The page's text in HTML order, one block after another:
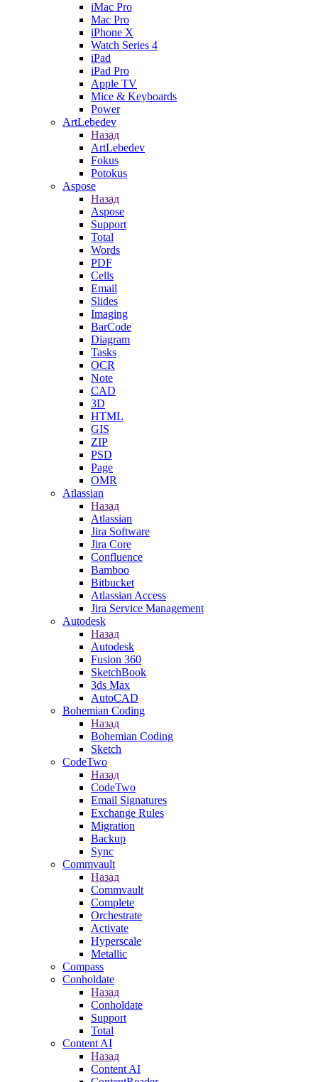
iMac Pro
Mac Pro
iPhone X
Watch Series 4
iPad
iPad Pro
Apple TV
Mice & Keyboards
Power
ArtLebedev
Назад
ArtLebedev
Fokus
Potokus
Aspose
Назад
Aspose
Support
Total
Words
PDF
Cells
Email
Slides
Imaging
BarCode
Diagram
Tasks
OCR
Note
CAD
3D
HTML
GIS
ZIP
PSD
Page
OMR
Atlassian
Назад
Atlassian
Jira Software
Jira Core
Confluence
Bamboo
Bitbucket
Atlassian Access
Jira Service Management
Autodesk
Назад
Autodesk
Fusion 360
SketchBook
3ds Max
AutoCAD
Bohemian Coding
Назад
Bohemian Coding
Sketch
CodeTwo
Назад
CodeTwo
Email Signatures
Exchange Rules
Migration
Backup
Sync
Commvault
Назад
Commvault
Complete
Orchestrate
Activate
Hyperscale
Metallic
Compass
Conholdate
Назад
Conholdate
Support
Total
Content AI
Назад
Content AI